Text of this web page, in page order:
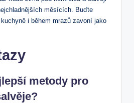
měsících. ⁣Buďte
i během ⁣mrazů zavoní jako​
metody pro